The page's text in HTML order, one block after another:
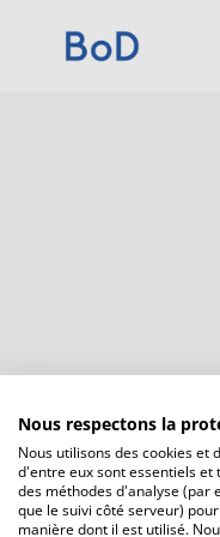
Nous respectons la
Nous utilisons des cookies et
d'entre eux sont essentiels
des méthodes d'analyse (par
que le suivi côté serveur)
manière dont il est utilisé.